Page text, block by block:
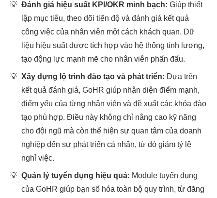
💡 Đánh giá hiệu suất KPI/OKR minh bạch: Giúp thiết
lập mục tiêu, theo dõi tiến độ và đánh giá kết quả
công việc của nhân viên một cách khách quan. Dữ
liệu hiệu suất được tích hợp vào hệ thống tính lương,
tạo động lực mạnh mẽ cho nhân viên phấn đấu.
💡 Xây dựng lộ trình đào tạo và phát triển: Dựa trên
kết quả đánh giá, GoHR giúp nhận diện điểm mạnh,
điểm yếu của từng nhân viên và đề xuất các khóa đào
tạo phù hợp. Điều này không chỉ nâng cao kỹ năng
cho đội ngũ mà còn thể hiện sự quan tâm của doanh
nghiệp đến sự phát triển cá nhân, từ đó giảm tỷ lệ
nghỉ việc.
💡 Quản lý tuyển dụng hiệu quả: Module tuyển dụng
của GoHR giúp bạn số hóa toàn bộ quy trình, từ đăng